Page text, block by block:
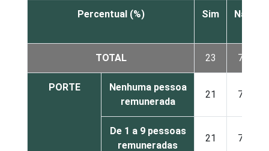
Percentual (%) Sim
Não
TOTAL 23 76
PORTE
Nenhuma pessoa
remunerada
21 78
De 1 a 9 pessoas
remuneradas
21 79